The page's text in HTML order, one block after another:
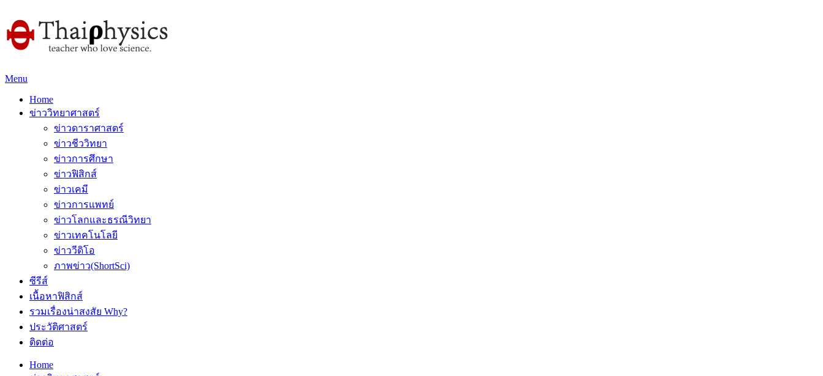
Menu
Home
ข่าววิทยาศาสตร์
ข่าวดาราศาสตร์
ข่าวชีววิทยา
ข่าวการศึกษา
ข่าวฟิสิกส์
ข่าวเคมี
ข่าวการแพทย์
ข่าวโลกและธรณีวิทยา
ข่าวเทคโนโลยี
ข่าววีดิโอ
ภาพข่าว(ShortSci)
ซีรีส์
เนื้อหาฟิสิกส์
รวมเรื่องน่าสงสัย Why?
ประวัติศาสตร์
ติดต่อ
Home